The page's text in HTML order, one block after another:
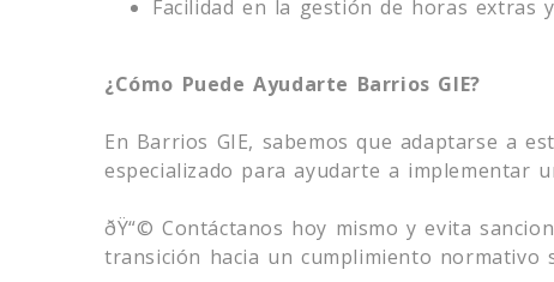
Facilidad en la gestión de horas extras
¿Cómo Puede Ayudarte Barrios GIE?
En Barrios GIE, sabemos que adaptarse a
especializado para ayudarte a implementar
ðŸ“© Contáctanos hoy mismo y evita
transición hacia un cumplimiento normativo